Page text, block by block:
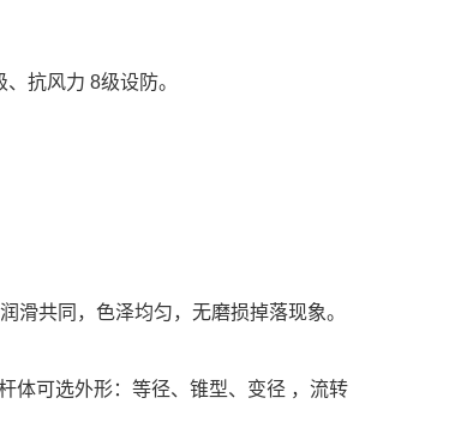
抗风力 8级设防。
滑共同，色泽均匀，无磨损掉落现象。
体可选外形：等径、锥型、变径 ，流转